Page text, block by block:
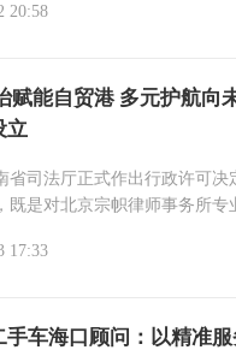
20:58
赋能自贸港 多元护航
立
省司法厅正式作出行政许可
既是对北京宗帜律师事务所专
17:33
手车海口顾问：以精准